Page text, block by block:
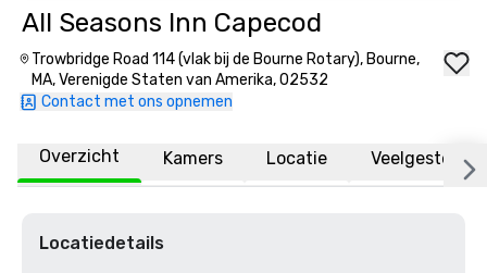
All Seasons Inn Capecod
Trowbridge Road 114 (vlak bij de Bourne Rotary), Bourne,
MA, Verenigde Staten van Amerika, 02532
Contact met ons opnemen
Overzicht Kamers Locatie Veelgestelde
Locatiedetails